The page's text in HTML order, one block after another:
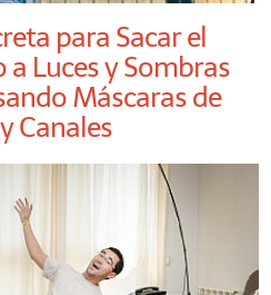
para Sacar el
Luces y Sombras
Máscaras de
Canales